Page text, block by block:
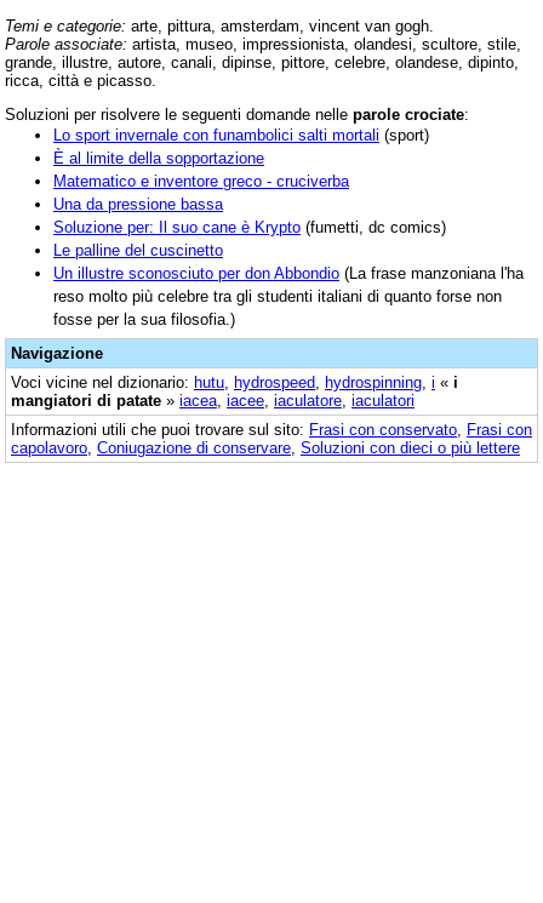
Temi e categorie: arte, pittura, amsterdam, vincent van gogh.
Parole associate: artista, museo, impressionista, olandesi, scultore, stile,
grande, illustre, autore, canali, dipinse, pittore, celebre, olandese, dipinto,
ricca, città e picasso.
Soluzioni per risolvere le seguenti domande nelle parole crociate:
Lo sport invernale con funambolici salti mortali (sport)
È al limite della sopportazione
Matematico e inventore greco - cruciverba
Una da pressione bassa
Soluzione per: Il suo cane è Krypto (fumetti, dc comics)
Le palline del cuscinetto
Un illustre sconosciuto per don Abbondio (La frase manzoniana l'ha
reso molto più celebre tra gli studenti italiani di quanto forse non
fosse per la sua filosofia.)
Navigazione
Voci vicine nel dizionario: hutu hydrospeed hydrospinning i « i
mangiatori di patate » iacea iacee iaculatore iaculatori
Informazioni utili che puoi trovare sul sito: Frasi con conservato Frasi con
capolavoro Coniugazione di conservare Soluzioni con dieci o più lettere